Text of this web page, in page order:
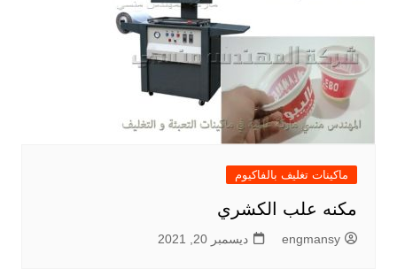
ماكينات تغليف بالفاكيوم
مكنه علب الكشري
engmansy ديسمبر 20, 2021